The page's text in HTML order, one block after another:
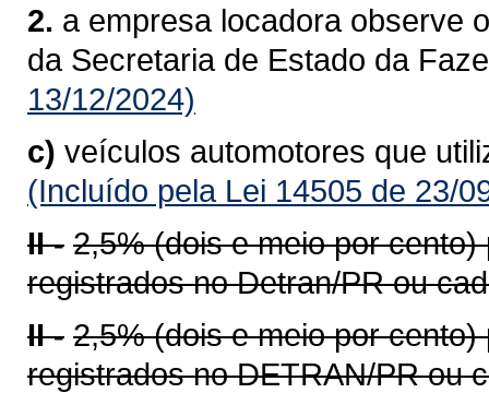
2. a empresa locadora observe
da Secretaria de Estado da
13/12/2024)
c) veículos automotores que
(Incluído pela Lei 14505 de 23/
II - 2,5% (dois e meio por
registrados no Detran/PR ou
II - 2,5% (dois e meio por
registrados no DETRAN/PR ou